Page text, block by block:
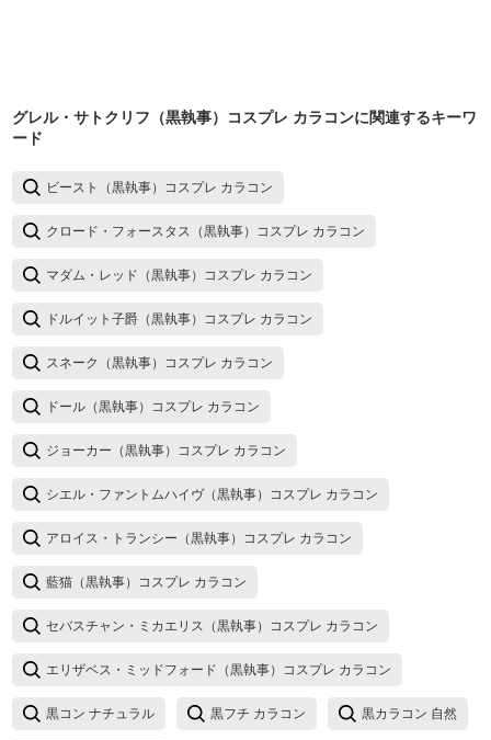
グレル・サトクリフ（黒執事）コスプレ カラコンに関連するキーワ
ード
ビースト（黒執事）コスプレ カラコン
クロード・フォースタス（黒執事）コスプレ カラコン
マダム・レッド（黒執事）コスプレ カラコン
ドルイット子爵（黒執事）コスプレ カラコン
スネーク（黒執事）コスプレ カラコン
ドール（黒執事）コスプレ カラコン
ジョーカー（黒執事）コスプレ カラコン
シエル・ファントムハイヴ（黒執事）コスプレ カラコン
アロイス・トランシー（黒執事）コスプレ カラコン
藍猫（黒執事）コスプレ カラコン
セバスチャン・ミカエリス（黒執事）コスプレ カラコン
エリザベス・ミッドフォード（黒執事）コスプレ カラコン
黒コン ナチュラル 黒フチ カラコン 黒カラコン 自然